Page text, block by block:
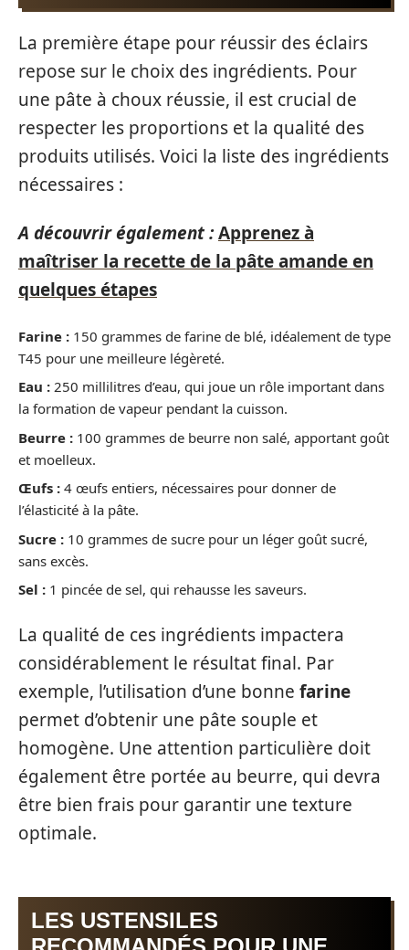
La première étape pour réussir des éclairs
repose sur le choix des ingrédients. Pour
une pâte à choux réussie, il est crucial de
respecter les proportions et la qualité des
produits utilisés. Voici la liste des ingrédients
nécessaires :
A découvrir également :Apprenez à
maîtriser la recette de la pâte amande en
quelques étapes
Farine : 150 grammes de farine de blé, idéalement de type
T45 pour une meilleure légèreté.
Eau : 250 millilitres d’eau, qui joue un rôle important dans
la formation de vapeur pendant la cuisson.
Beurre : 100 grammes de beurre non salé, apportant goût
et moelleux.
Œufs : 4 œufs entiers, nécessaires pour donner de
l’élasticité à la pâte.
Sucre : 10 grammes de sucre pour un léger goût sucré,
sans excès.
Sel : 1 pincée de sel, qui rehausse les saveurs.
La qualité de ces ingrédients impactera
considérablement le résultat final. Par
exemple, l’utilisation d’une bonne farine
permet d’obtenir une pâte souple et
homogène. Une attention particulière doit
également être portée au beurre, qui devra
être bien frais pour garantir une texture
optimale.
LES USTENSILES